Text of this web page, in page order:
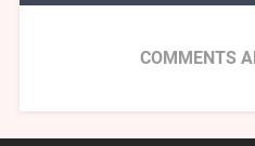
COMMENTS